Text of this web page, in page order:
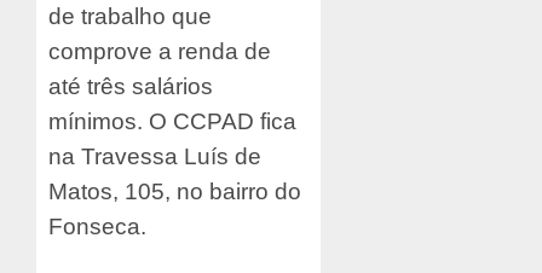
de trabalho que
comprove a renda de
até três salários
mínimos. O CCPAD fica
na Travessa Luís de
Matos, 105, no bairro do
Fonseca.